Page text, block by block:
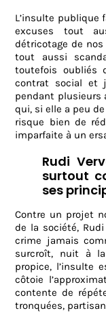
L’insulte publique
excuses tout
détricotage de
tout aussi
toutefois oubliés
contrat social et
pendant plusieurs
qui, si elle a peu
risque bien de
imparfaite à un
Rudi
surtout
ses
Contre un projet
de la société,
crime jamais
surcroît, nuit à la
propice, l’insulte
côtoie
contente de
tronquées,